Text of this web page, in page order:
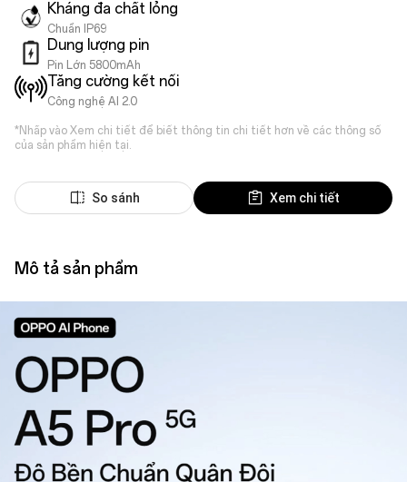
Kháng đa chất lỏng
Chuẩn IP69
Dung lượng pin
Pin Lớn 5800mAh
Tăng cường kết nối
Công nghệ AI 2.0
*Nhấp vào Xem chi tiết để biết thông tin chi tiết hơn về các thông số
của sản phẩm hiện tại.
So sánh Xem chi tiết
Mô tả sản phẩm